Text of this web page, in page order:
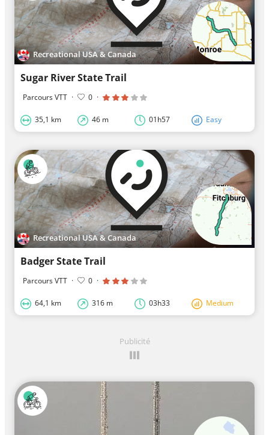
Recreational USA & Canada
Sugar River State Trail
Parcours VTT · 0 ·
35,1 km 46 m 01h57 Easy
Recreational USA & Canada
Badger State Trail
Parcours VTT · 0 ·
64,1 km 316 m 03h33 Medium
Publicité